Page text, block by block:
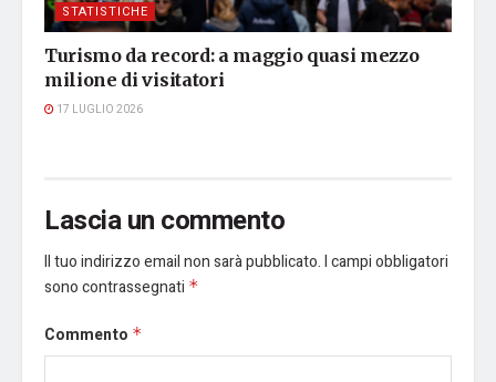
STATISTICHE
Turismo da record: a maggio quasi mezzo
milione di visitatori
17 LUGLIO 2026
Lascia un commento
Il tuo indirizzo email non sarà pubblicato.I campi obbligatori
sono contrassegnati *
Commento *